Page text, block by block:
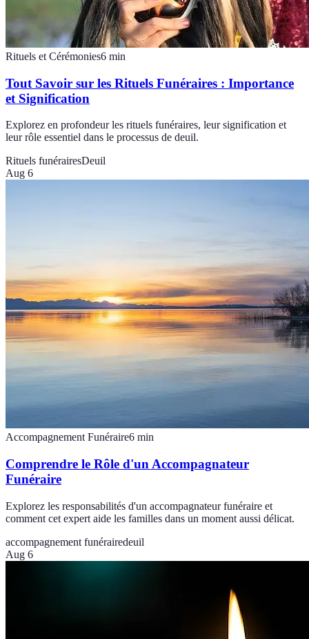
Rituels et Cérémonies6 min
Tout Savoir sur les Rituels Funéraires : Importance
et Signification
Explorez en profondeur les rituels funéraires, leur signification et
leur rôle essentiel dans le processus de deuil.
Rituels funérairesDeuil
Aug 6
Accompagnement Funéraire6 min
Comprendre le Rôle d'un Accompagnateur
Funéraire
Explorez les responsabilités d'un accompagnateur funéraire et
comment cet expert aide les familles dans un moment aussi délicat.
accompagnement funérairedeuil
Aug 6